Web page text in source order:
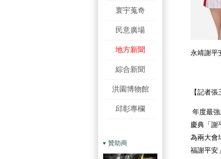
寰宇蒐奇
民意廣場
地方新聞
綜合新聞
洪園博物館
邱彰專欄
贊助商
永靖謝平
【記者
年度最
慶典「謝
為兩大會
福謝平安